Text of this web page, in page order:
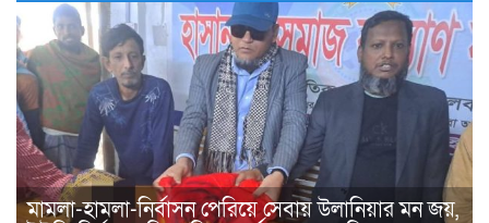
মামলা-হামলা-নির্বাসন পেরিয়ে সেবায় উলানিয়ার মন জয়,